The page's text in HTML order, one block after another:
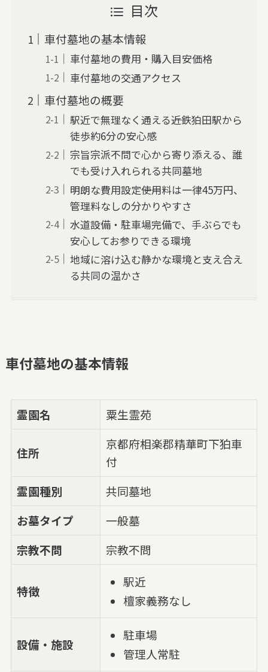
目次
車付墓地の基本情報
車付墓地の費用・購入目安価格
車付墓地の交通アクセス
車付墓地の概要
駅近で無理なく通える――近鉄狛田駅から
徒歩約6分の安心感
宗旨宗派不問で心から寄り添える、誰
でも受け入れられる共同墓地
明朗な費用設定――使用料は一律45万円、
管理料なしの分かりやすさ
水道設備・駐車場完備で、手ぶらでも
安心してお参りできる環境
地域に溶け込む静かな環境と支え合え
る共同の温かさ
車付墓地の基本情報
霊園名 粟生霊苑
住所
京都府相楽郡精華町下狛車
付
霊園種別
共同墓地
お墓タイプ
一般墓
宗教不問
宗教不問
特徴
駅近
檀家義務なし
設備・施設
駐車場
管理人常駐